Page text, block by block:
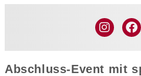
Abschluss-Event mit